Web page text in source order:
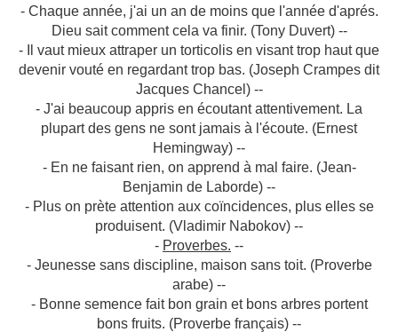
- Chaque année, j'ai un an de moins que l'année d'aprés.
Dieu sait comment cela va finir. (Tony Duvert) --
- Il vaut mieux attraper un torticolis en visant trop haut que
devenir vouté en regardant trop bas. (Joseph Crampes dit
Jacques Chancel) --
- J'ai beaucoup appris en écoutant attentivement. La
plupart des gens ne sont jamais à l'écoute. (Ernest
Hemingway) --
- En ne faisant rien, on apprend à mal faire. (Jean-
Benjamin de Laborde) --
- Plus on prète attention aux coïncidences, plus elles se
produisent. (Vladimir Nabokov) --
- Proverbes. --
- Jeunesse sans discipline, maison sans toit. (Proverbe
arabe) --
- Bonne semence fait bon grain et bons arbres portent
bons fruits. (Proverbe français) --